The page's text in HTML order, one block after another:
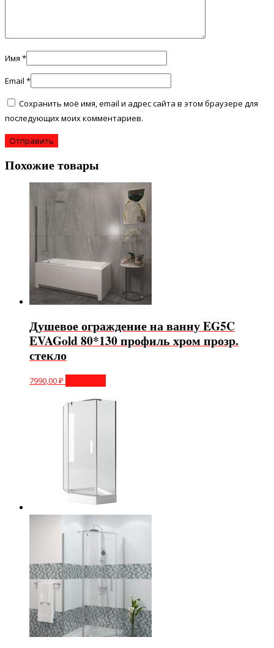
Имя *
Email *
Сохранить моё имя, email и адрес сайта в этом браузере для
последующих моих комментариев.
Похожие товары
Душевое ограждение на ванну EG5C
EVAGold 80*130 профиль хром прозр.
стекло
7990,00₽